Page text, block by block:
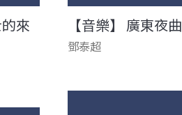
來 【音樂】 廣東夜曲
鄧泰超